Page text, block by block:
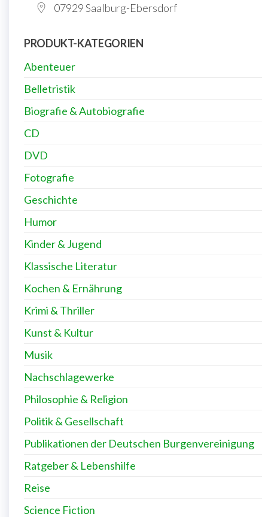
07929 Saalburg-Ebersdorf
PRODUKT-KATEGORIEN
Abenteuer
Belletristik
Biografie & Autobiografie
CD
DVD
Fotografie
Geschichte
Humor
Kinder & Jugend
Klassische Literatur
Kochen & Ernährung
Krimi & Thriller
Kunst & Kultur
Musik
Nachschlagewerke
Philosophie & Religion
Politik & Gesellschaft
Publikationen der Deutschen Burgenvereinigung
Ratgeber & Lebenshilfe
Reise
Science Fiction